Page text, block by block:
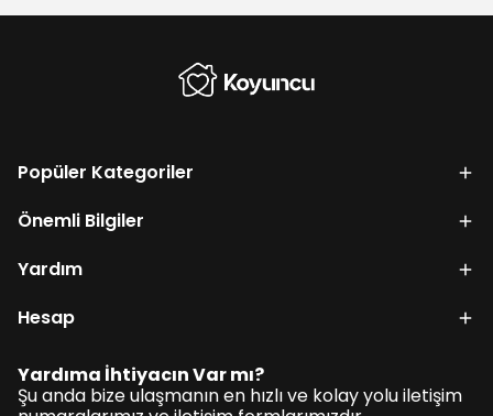
Popüler Kategoriler
Önemli Bilgiler
Yardım
Hesap
Yardıma İhtiyacın Var mı?
Şu anda bize ulaşmanın en hızlı ve kolay yolu iletişim